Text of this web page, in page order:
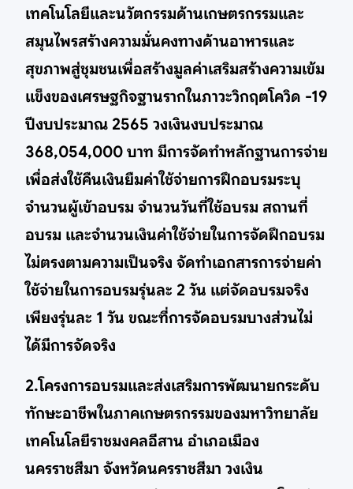
เทคโนโลยีและนวัตกรรมด้านเกษตรกรรมและ
สมุนไพรสร้างความมั่นคงทางด้านอาหารและ
สุขภาพสู่ชุมชนเพื่อสร้างมูลค่าเสริมสร้างความเข้ม
แข็งของเศรษฐกิจฐานรากในภาวะวิกฤตโควิด -19
ปีงบประมาณ 2565 วงเงินงบประมาณ
368,054,000 บาท มีการจัดทำหลักฐานการจ่าย
เพื่อส่งใช้คืนเงินยืมค่าใช้จ่ายการฝึกอบรมระบุ
จำนวนผู้เข้าอบรม จำนวนวันที่ใช้อบรม สถานที่
อบรม และจำนวนเงินค่าใช้จ่ายในการจัดฝึกอบรม
ไม่ตรงตามความเป็นจริง จัดทำเอกสารการจ่ายค่า
ใช้จ่ายในการอบรมรุ่นละ 2 วัน แต่จัดอบรมจริง
เพียงรุ่นละ 1 วัน ขณะที่การจัดอบรมบางส่วนไม่
ได้มีการจัดจริง
2.โครงการอบรมและส่งเสริมการพัฒนายกระดับ
ทักษะอาชีพในภาคเกษตรกรรมของมหาวิทยาลัย
เทคโนโลยีราชมงคลอีสาน อำเภอเมือง
นครราชสีมา จังหวัดนครราชสีมา วงเงิน